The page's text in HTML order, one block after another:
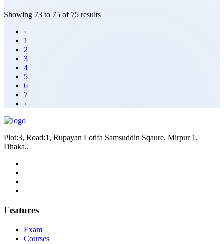
Showing 73 to 75 of 75 results
‹
1
2
3
4
5
6
7
›
Plot:3, Road:1, Rupayan Lotifa Samsuddin Sqaure, Mirpur 1,
Dhaka..
Features
Exam
Courses